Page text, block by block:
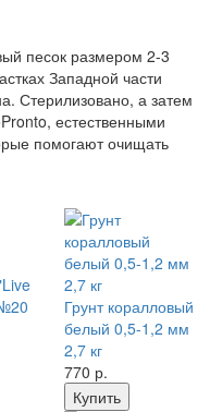
песок размером 2-3
Западной части
Стерилизовано, а затем
естественными
помогают очищать
Грунт коралловый
белый 0,5-1,2 мм
2,7 кг
770 р.
Купить